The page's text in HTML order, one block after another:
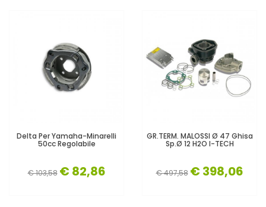
Delta Per Yamaha-Minarelli
50cc Regolabile
€ 103,58 € 82,86
GR.TERM. MALOSSI Ø 47 Ghisa
Sp.Ø 12 H2O I-TECH
€ 497,58 € 398,06